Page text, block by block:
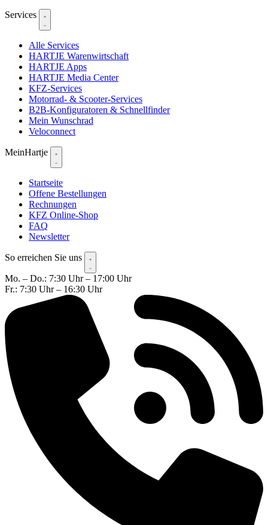
Services
Alle Services
HARTJE Warenwirtschaft
HARTJE Apps
HARTJE Media Center
KFZ-Services
Motorrad- & Scooter-Services
B2B-Konfiguratoren & Schnellfinder
Mein Wunschrad
Veloconnect
MeinHartje
Startseite
Offene Bestellungen
Rechnungen
KFZ Online-Shop
FAQ
Newsletter
So erreichen Sie uns
Mo. – Do.: 7:30 Uhr – 17:00 Uhr
Fr.: 7:30 Uhr – 16:30 Uhr